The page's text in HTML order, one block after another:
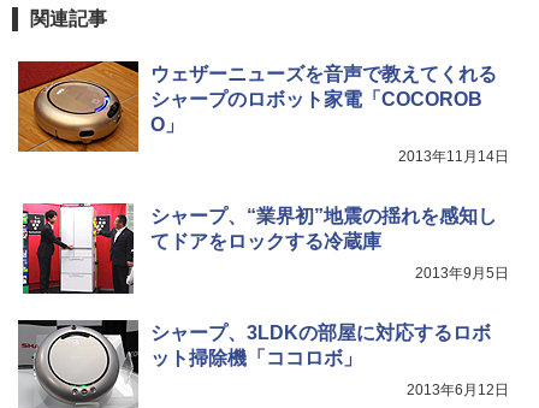
関連記事
ウェザーニューズを音声で教えてくれる
シャープのロボット家電「COCOROB
O」
2013年11月14日
シャープ、“業界初”地震の揺れを感知し
てドアをロックする冷蔵庫
2013年9月5日
シャープ、3LDKの部屋に対応するロボ
ット掃除機「ココロボ」
2013年6月12日